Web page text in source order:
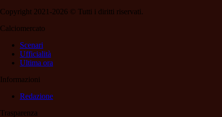
Copyright 2021-2026 © Tutti i diritti riservati.
Calciomercato
Scenari
Ufficialità
Ultima ora
Informazioni
Redazione
Trasparenza